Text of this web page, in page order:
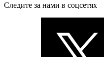
Следите за нами в соцсетях